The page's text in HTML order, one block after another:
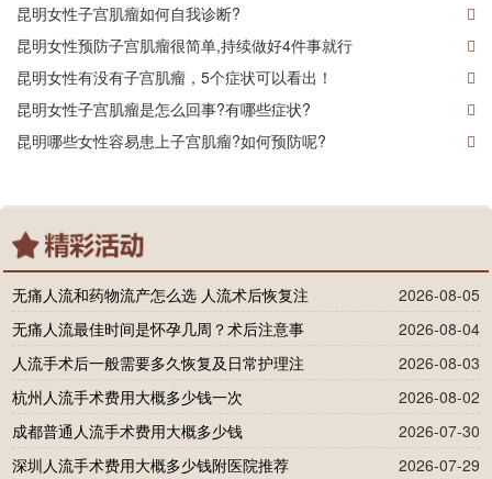
昆明女性子宫肌瘤如何自我诊断?
昆明女性预防子宫肌瘤很简单,持续做好4件事就行
昆明女性有没有子宫肌瘤，5个症状可以看出！
昆明女性子宫肌瘤是怎么回事?有哪些症状?
昆明哪些女性容易患上子宫肌瘤?如何预防呢?
无痛人流和药物流产怎么选 人流术后恢复注
2026-08-05
无痛人流最佳时间是怀孕几周？术后注意事
2026-08-04
人流手术后一般需要多久恢复及日常护理注
2026-08-03
杭州人流手术费用大概多少钱一次
2026-08-02
成都普通人流手术费用大概多少钱
2026-07-30
深圳人流手术费用大概多少钱附医院推荐
2026-07-29